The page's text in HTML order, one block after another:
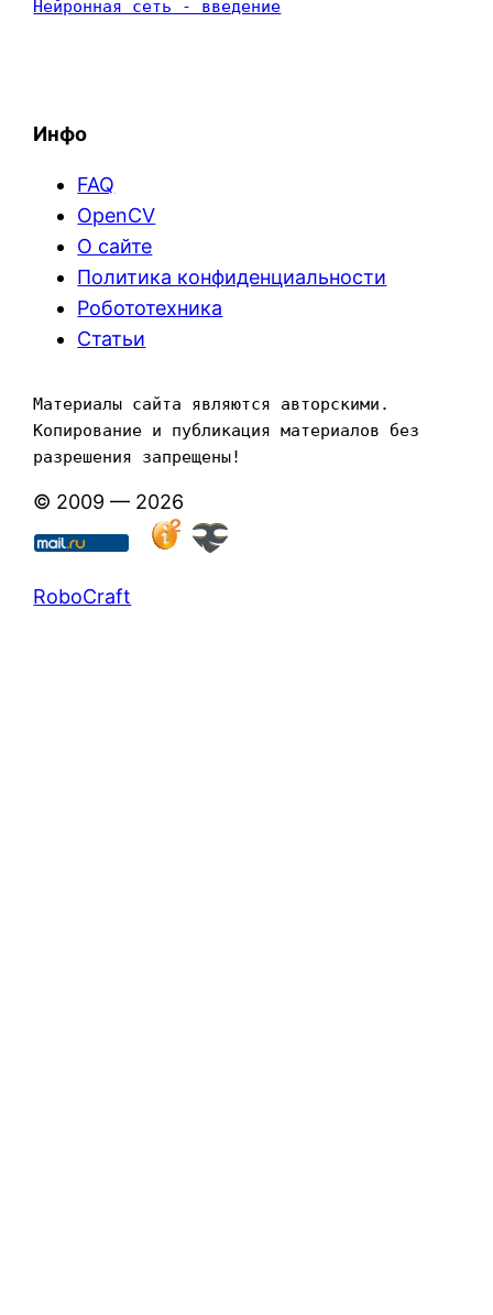
Нейронная сеть - введение
Инфо
FAQ
OpenCV
О сайте
Политика конфиденциальности
Робототехника
Статьи
Материалы сайта являются авторскими.
Копирование и публикация материалов без
разрешения запрещены!
© 2009 — 2026
RoboCraft